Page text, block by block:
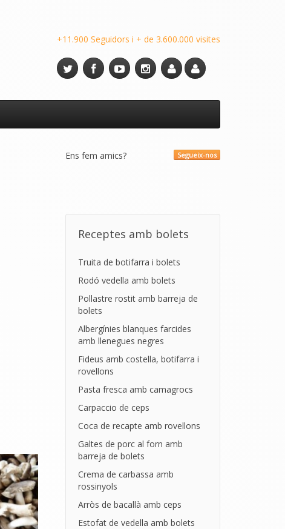
+11.900 Seguidors i + de 3.600.000 visites
Segueix-nos
Ens fem amics?
Receptes amb bolets
Truita de botifarra i bolets
Rodó vedella amb bolets
Pollastre rostit amb barreja de
bolets
Albergínies blanques farcides
amb llenegues negres
Fideus amb costella, botifarra i
rovellons
Pasta fresca amb camagrocs
Carpaccio de ceps
Coca de recapte amb rovellons
Galtes de porc al forn amb
barreja de bolets
Crema de carbassa amb
rossinyols
Arròs de bacallà amb ceps
Estofat de vedella amb bolets